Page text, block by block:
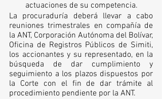
actuaciones de su competencia.
La procuraduría deberá llevar a cabo
reuniones trimestrales en compañía de
la ANT, Corporación Autónoma del Bolívar,
Oficina de Registros Públicos de Simiti,
los accionantes y su representado, en la
búsqueda de dar cumplimiento y
seguimiento a los plazos dispuestos por
la Corte con el fin de dar trámite al
procedimiento pendiente por la ANT.